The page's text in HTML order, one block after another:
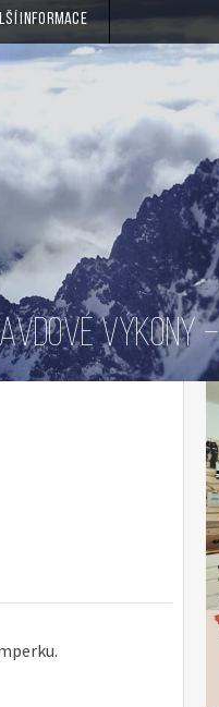
informace
VÝKONY